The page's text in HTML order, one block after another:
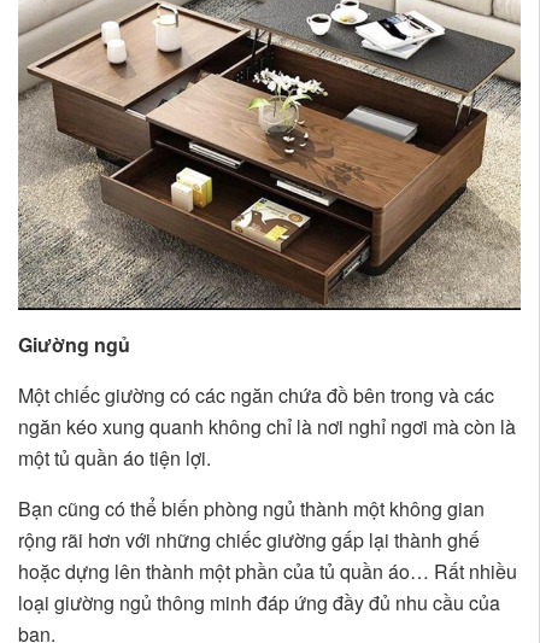
Giường ngủ
Một chiếc giường có các ngăn chứa đồ bên trong và các
ngăn kéo xung quanh không chỉ là nơi nghỉ ngơi mà còn là
một tủ quần áo tiện lợi.
Bạn cũng có thể biến phòng ngủ thành một không gian
rộng rãi hơn với những chiếc giường gấp lại thành ghế
hoặc dựng lên thành một phần của tủ quần áo… Rất nhiều
loại giường ngủ thông minh đáp ứng đầy đủ nhu cầu của
bạn.